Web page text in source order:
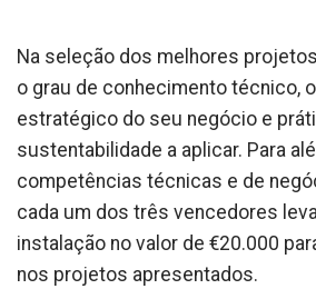
Na seleção dos melhores
o grau de conhecimento técnico,
estratégico do seu negócio e
sustentabilidade a aplicar. Para
competências técnicas e de
cada um dos três vencedores
instalação no valor de €20.000
nos projetos apresentados.